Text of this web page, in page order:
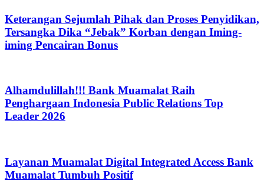
Keterangan Sejumlah Pihak dan Proses Penyidikan,
Tersangka Dika “Jebak” Korban dengan Iming-
iming Pencairan Bonus
Alhamdulillah!!! Bank Muamalat Raih
Penghargaan Indonesia Public Relations Top
Leader 2026
Layanan Muamalat Digital Integrated Access Bank
Muamalat Tumbuh Positif